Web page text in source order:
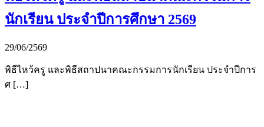
นักเรียน ประจำปีการศึกษา 2569
29/06/2569
พิธีไหว้ครู และพิธีสถาปนาคณะกรรมการนักเรียน ประจำปีการ
ศ […]